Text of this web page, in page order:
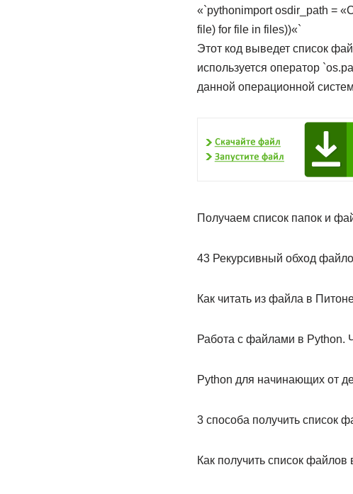
«`pythonimport osdir_path =
file) for file in files))«`
Этот код выведет список
используется оператор
данной операционной
Получаем список папок и
43 Рекурсивный обход
Как читать из файла в
Работа с файлами в Python.
Python для начинающих от
3 способа получить список
Как получить список файлов